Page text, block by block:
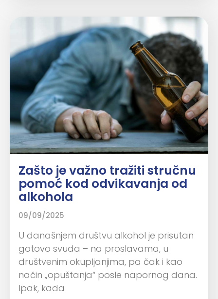
Zašto je važno tražiti stručnu
pomoć kod odvikavanja od
alkohola
09/09/2025
U današnjem društvu alkohol je prisutan
gotovo svuda – na proslavama, u
društvenim okupljanjima, pa čak i kao
način „opuštanja“ posle napornog dana.
Ipak, kada